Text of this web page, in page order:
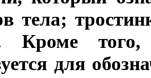
тела;
Кроме
для